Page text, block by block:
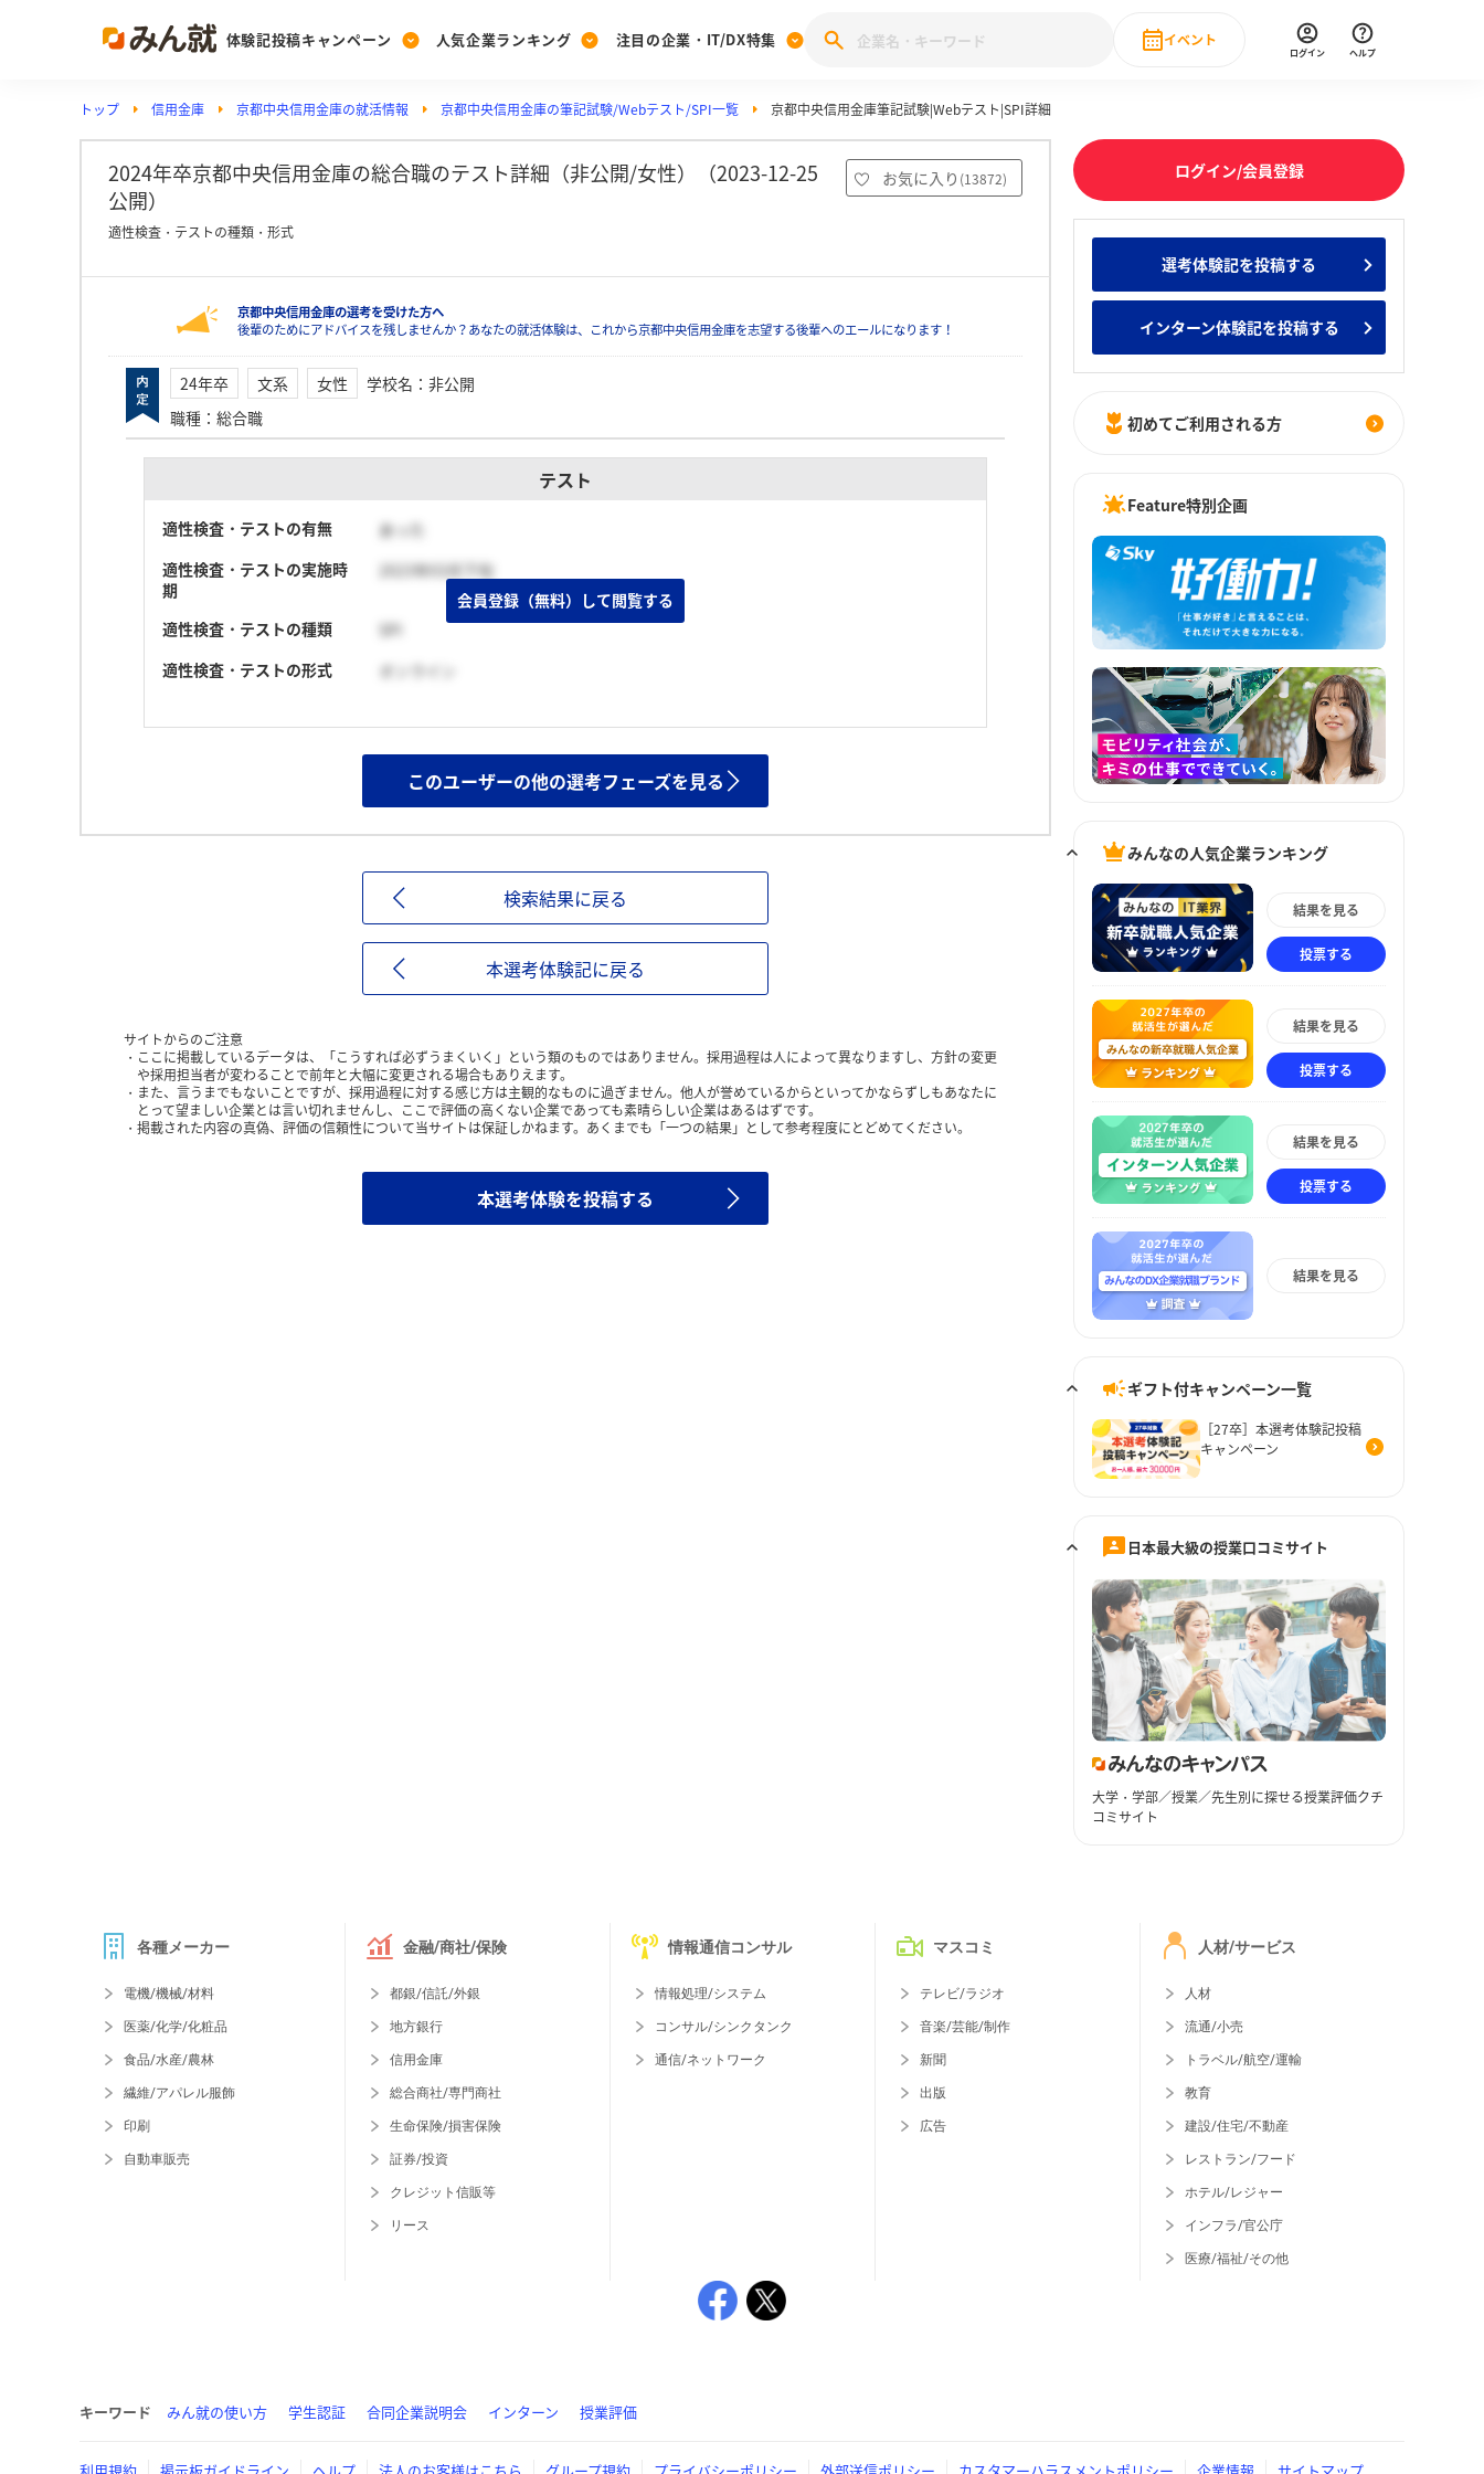
体験記投稿キャンペーン
Post
投稿する
[27卒] 本選考体験記投稿キャンペーン
人気企業ランキング
Ranking
ランキングを見る
みんなのDX企業就職ブランド調査
みんなの新卒就職人気企業ランキング みんなのインターン人気企業ランキ
注目の企業・IT/DX特集
PickUp
注目の企業特集
注目の企業特集
28卒 IT・DX現場社員インタビュー
動画で知ろう！業界・企業研究
イベント
直近のイベント一覧
ログイン ヘルプ
トップ 信用金庫 京都中央信用金庫の就活情報 京都中央信用金庫の筆記試験/Webテスト/SPI一覧 京都中央信用金庫筆記試験|Webテスト|SPI詳細
2024年卒京都中央信用金庫の総合職のテスト詳細（非公開/女性）（2023-12-25
公開）
お気に入り (13872)
適性検査・テストの種類・形式
京都中央信用金庫の選考を受けた方へ
後輩のためにアドバイスを残しませんか？あなたの就活体験は、これから京都中央信用金庫を志望する後輩へのエールになります！
24年卒 文系 女性 学校名 ： 非公開
職種 ： 総合職
テスト
適性検査・テストの有無
あった
適性検査・テストの実施時
期
2023年03月下旬
適性検査・テストの種類
SPI
適性検査・テストの形式
オンライン
会員登録（無料）して閲覧する
このユーザーの他の選考フェーズを見る
検索結果に戻る
本選考体験記に戻る
サイトからのご注意
ここに掲載しているデータは、「こうすれば必ずうまくいく」という類のものではありません。採用過程は人によって異なりますし、方針の変更
や採用担当者が変わることで前年と大幅に変更される場合もありえます。
また、言うまでもないことですが、採用過程に対する感じ方は主観的なものに過ぎません。他人が誉めているからといってかならずしもあなたに
とって望ましい企業とは言い切れませんし、ここで評価の高くない企業であっても素晴らしい企業はあるはずです。
掲載された内容の真偽、評価の信頼性について当サイトは保証しかねます。あくまでも「一つの結果」として参考程度にとどめてください。
本選考体験を投稿する
ログイン/会員登録
選考体験記を投稿する
インターン体験記を投稿する
初めてご利用される方
Feature特別企画
みんなの人気企業ランキング
結果を見る
投票する
結果を見る
投票する
結果を見る
投票する
結果を見る
ギフト付キャンペーン一覧
［27卒］本選考体験記投稿
キャンペーン
日本最大級の授業口コミサイト
大学・学部／授業／先生別に探せる授業評価クチ
コミサイト
各種メーカー
電機/機械/材料
医薬/化学/化粧品
食品/水産/農林
繊維/アパレル服飾
印刷
自動車販売
金融/商社/保険
都銀/信託/外銀
地方銀行
信用金庫
総合商社/専門商社
生命保険/損害保険
証券/投資
クレジット信販等
リース
情報通信コンサル
情報処理/システム
コンサル/シンクタンク
通信/ネットワーク
マスコミ
テレビ/ラジオ
音楽/芸能/制作
新聞
出版
広告
人材/サービス
人材
流通/小売
トラベル/航空/運輸
教育
建設/住宅/不動産
レストラン/フード
ホテル/レジャー
インフラ/官公庁
医療/福祉/その他
キーワード みん就の使い方 学生認証 合同企業説明会 インターン 授業評価